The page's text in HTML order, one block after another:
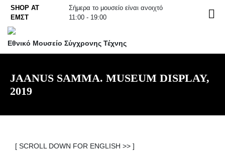
Skip
content
SHOP AT
ΕΜΣΤ
Σήμερα το μουσείο είναι ανοιχτό
11:00 - 19:00
EN
Εθνικό Μουσείο Σύγχρονης Τέχνης
JAANUS SAMMA. MUSEUM DISPLAY,
2019
[ SCROLL DOWN FOR ENGLISH >> ]